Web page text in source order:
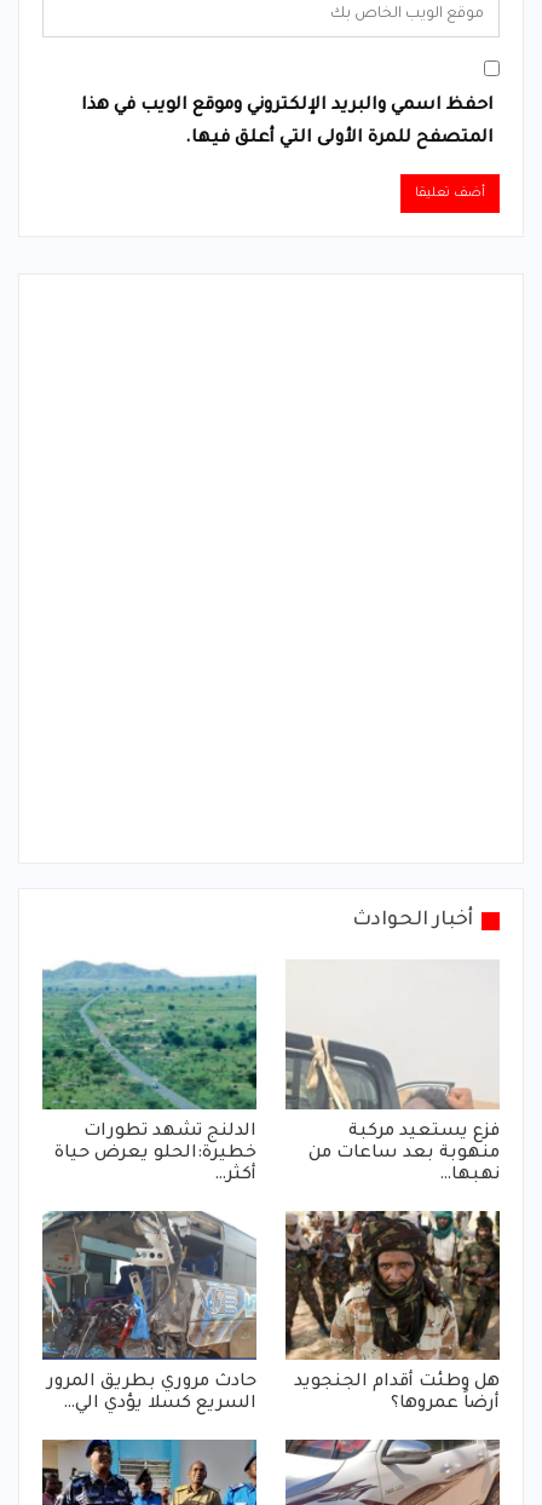
احفظ اسمي والبريد الإلكتروني وموقع الويب في هذا
المتصفح للمرة الأولى التي أعلق فيها.
أخبار الحوادث
فزع يستعيد مركبة
منهوبة بعد ساعات من
نهبها…
الدلنج تشهد تطورات
خطيرة:الحلو يعرض حياة
أكثر…
هل وطئت أقدام الجنجويد
أرضاً عمروها؟
حادث مروري بطريق المرور
السريع كسلا يؤدي الي…